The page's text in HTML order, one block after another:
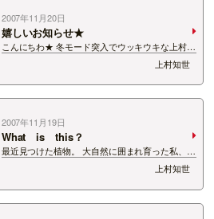
2007年11月20日
嬉しいお知らせ★
こんにちわ★ 冬モード突入でウッキウキな上村知
世です。 さてさて、およそ1ヶ月でクリスマス!!
私の実家は玄関に光るサンタがでてきたりします
が、 みなさんは飾りつけなどしますか？ 新潟
LOFTに行って、クリスマスグッズを…
上村知世
2007年11月19日
What is this？
最近見つけた植物。 大自然に囲まれ育った私、
植物を見ればなんとなく種類や名前がわかったん
ですが、 先日見つけたこれは何？ ブルーベリー
にも見えますが・・・。 んー、謎だ。 ちなみに
街路樹の足元にわっさーと植えてありまし…
上村知世